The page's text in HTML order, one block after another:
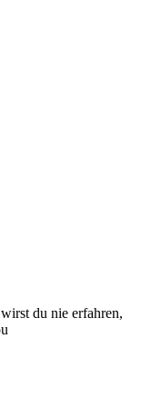
du nie erfahren,